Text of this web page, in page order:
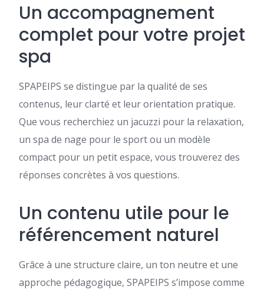
Un accompagnement
complet pour votre projet
spa
SPAPEIPS se distingue par la qualité de ses
contenus, leur clarté et leur orientation pratique.
Que vous recherchiez un jacuzzi pour la relaxation,
un spa de nage pour le sport ou un modèle
compact pour un petit espace, vous trouverez des
réponses concrètes à vos questions.
Un contenu utile pour le
référencement naturel
Grâce à une structure claire, un ton neutre et une
approche pédagogique, SPAPEIPS s’impose comme